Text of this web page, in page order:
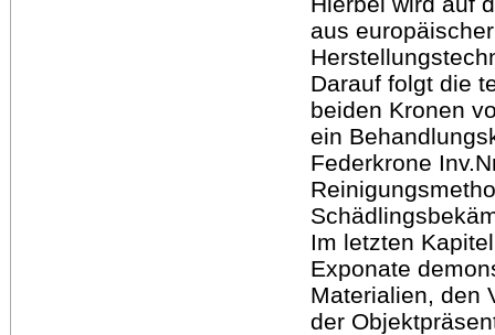
aus
Darauf folgt die
beiden Kronen
ein
Federkrone
Im letzten
Exponate
Materialien, den
der